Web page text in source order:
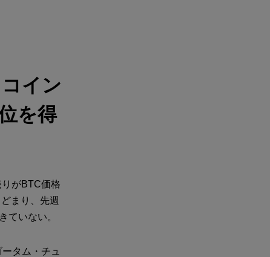
イン
を得
がBTC価格
まり、先週
ていない。
タム・チュ